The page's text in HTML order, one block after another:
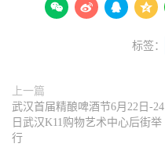
   
标签：
上一篇
武汉首届精酿啤酒节6月22日-24
日武汉K11购物艺术中心后街举
行